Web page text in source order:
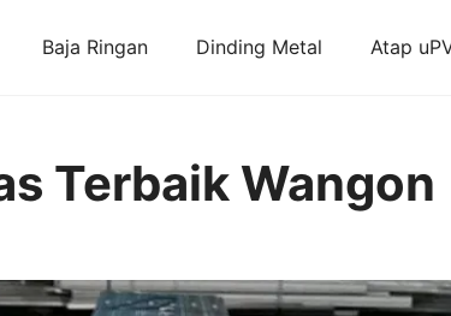
Baja Ringan Dinding Metal Atap
Terbaik Wangon